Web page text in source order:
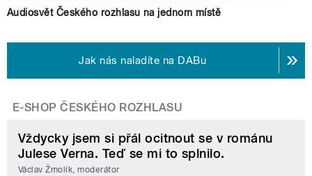
Audiosvět Českého rozhlasu na jednom místě
Jak nás naladíte na DABu
E-SHOP ČESKÉHO ROZHLASU
Vždycky jsem si přál ocitnout se v románu
Julese Verna. Teď se mi to splnilo.
Václav Žmolík, moderátor